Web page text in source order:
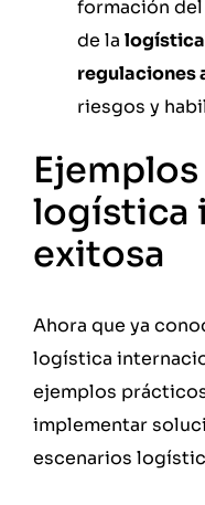
formación
de la
regulaciones
riesgos y
logística
exitosa
Ahora que ya
logística
ejemplos
implementar
escenarios